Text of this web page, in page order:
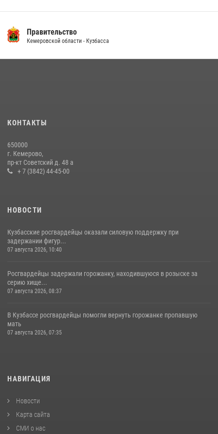
Правительство
Кемеровской области - Кузбасса
КОНТАКТЫ
650000
г. Кемерово,
пр-кт Советский д. 48 а
+ 7 (3842) 44-45-00
НОВОСТИ
Кузбасские росгвардейцы оказали силовую поддержку при
задержании фигур...
07 августа 2026, 10:40
Росгвардейцы задержали горожанку, находившуюся в розыске за
серию хище...
07 августа 2026, 08:37
В Кузбассе росгвардейцы помогли вернуть горожанке пропавшую
мать
07 августа 2026, 07:35
НАВИГАЦИЯ
Новости
Карта сайта
СМИ о нас